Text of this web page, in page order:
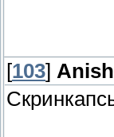
[103]